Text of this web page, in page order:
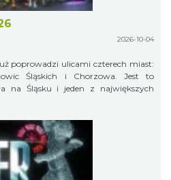
2026-10-04
poprowadzi ulicami czterech miast:
Śląskich i Chorzowa. Jest to
na Śląsku i jeden z największych